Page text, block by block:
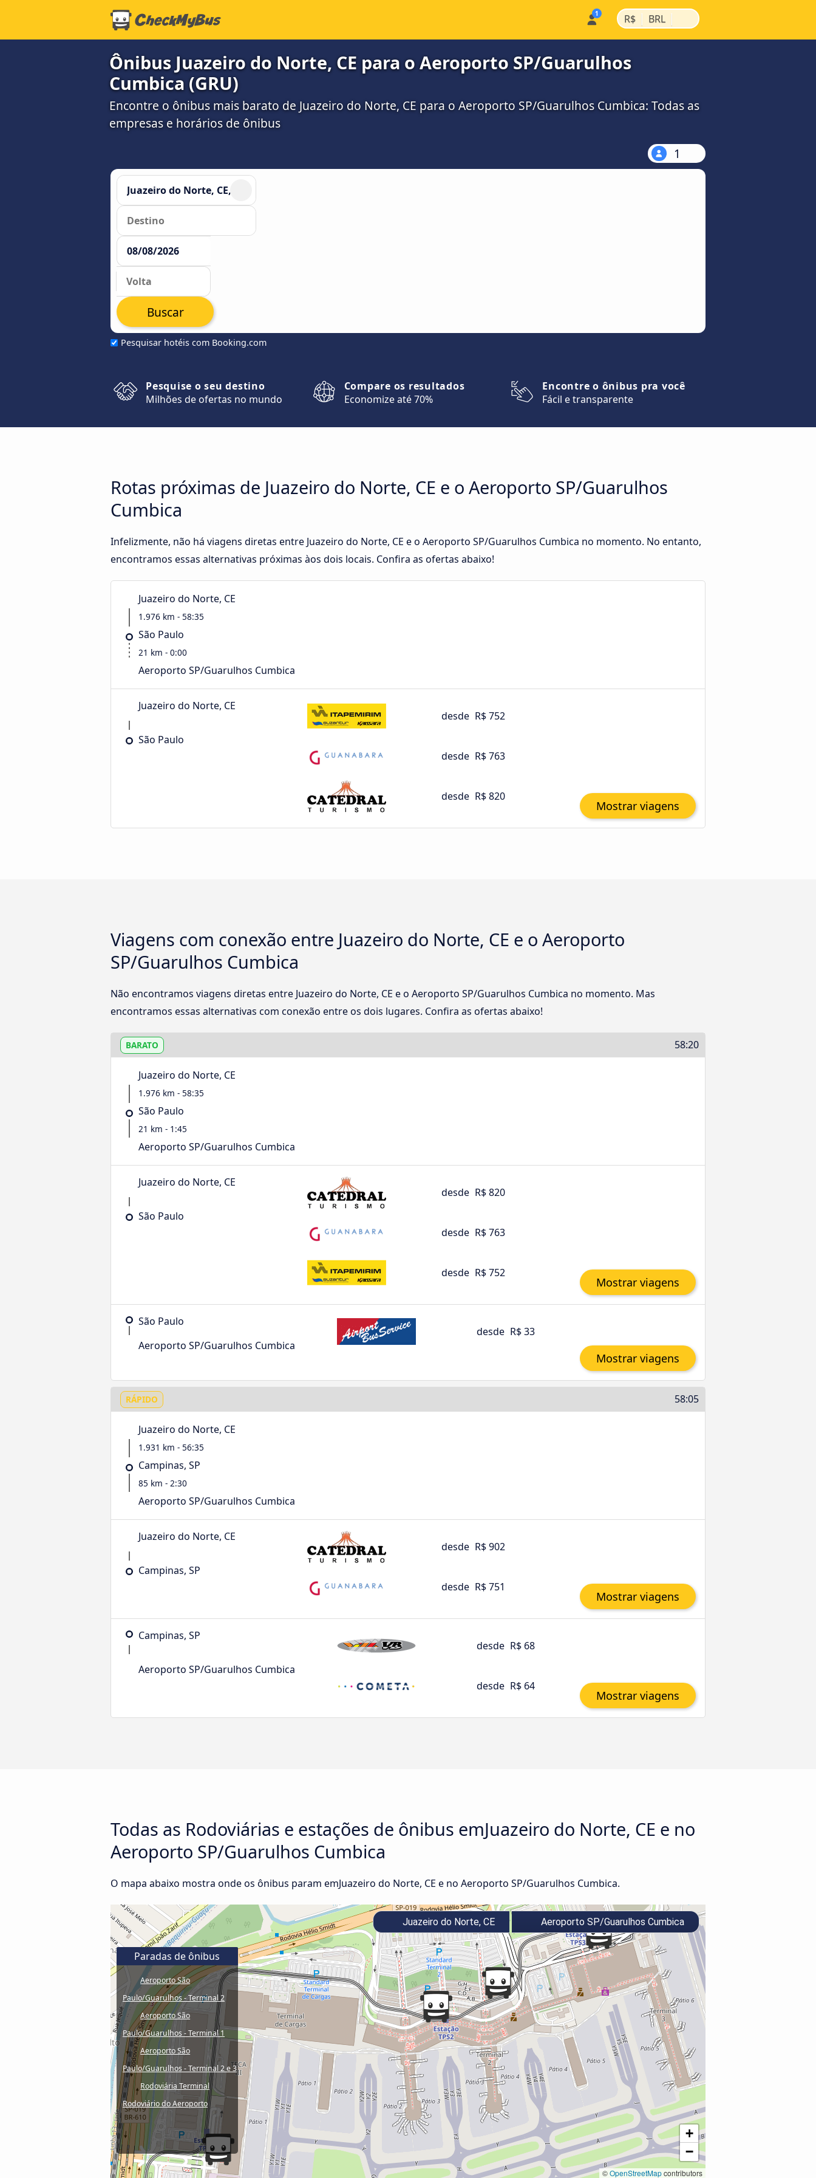
R$ | BRL |
Ônibus Juazeiro do Norte, CE para o Aeroporto SP/Guarulhos
Cumbica (GRU)
Encontre o ônibus mais barato de Juazeiro do Norte, CE para o Aeroporto SP/Guarulhos Cumbica: Todas as
empresas e horários de ônibus
1
Pesquisar hotéis com Booking.com
Buscar
Pesquise o seu destino
Milhões de ofertas no mundo
Compare os resultados
Economize até 70%
Encontre o ônibus pra você
Fácil e transparente
Rotas próximas de Juazeiro do Norte, CE e o Aeroporto SP/Guarulhos
Cumbica
Infelizmente, não há viagens diretas entre Juazeiro do Norte, CE e o Aeroporto SP/Guarulhos Cumbica no momento. No entanto,
encontramos essas alternativas próximas àos dois locais. Confira as ofertas abaixo!
Juazeiro do Norte, CE
1.976 km - 58:35
São Paulo
21 km - 0:00
Aeroporto SP/Guarulhos Cumbica
Juazeiro do Norte, CE
São Paulo
desde R$ 752
desde R$ 763
desde R$ 820
Mostrar viagens
Viagens com conexão entre Juazeiro do Norte, CE e o Aeroporto
SP/Guarulhos Cumbica
Não encontramos viagens diretas entre Juazeiro do Norte, CE e o Aeroporto SP/Guarulhos Cumbica no momento. Mas
encontramos essas alternativas com conexão entre os dois lugares. Confira as ofertas abaixo!
BARATO 58:20
Juazeiro do Norte, CE
1.976 km - 58:35
São Paulo
21 km - 1:45
Aeroporto SP/Guarulhos Cumbica
Juazeiro do Norte, CE
São Paulo
desde R$ 820
desde R$ 763
desde R$ 752
Mostrar viagens
São Paulo
Aeroporto SP/Guarulhos Cumbica
desde R$ 33
Mostrar viagens
RÁPIDO 58:05
Juazeiro do Norte, CE
1.931 km - 56:35
Campinas, SP
85 km - 2:30
Aeroporto SP/Guarulhos Cumbica
Juazeiro do Norte, CE
Campinas, SP
desde R$ 902
desde R$ 751
Mostrar viagens
Campinas, SP
Aeroporto SP/Guarulhos Cumbica
desde R$ 68
desde R$ 64
Mostrar viagens
Todas as Rodoviárias e estações de ônibus emJuazeiro do Norte, CE e no
Aeroporto SP/Guarulhos Cumbica
O mapa abaixo mostra onde os ônibus param emJuazeiro do Norte, CE e no Aeroporto SP/Guarulhos Cumbica.
+
−
©OpenStreetMapcontributors
Paradas de ônibus
Aeroporto São
Paulo/Guarulhos - Terminal 2
Aeroporto São
Paulo/Guarulhos - Terminal 1
Aeroporto São
Paulo/Guarulhos - Terminal 2 e 3
Rodoviária Terminal
Rodoviário do Aeroporto
Juazeiro do Norte, CE Aeroporto SP/Guarulhos Cumbica